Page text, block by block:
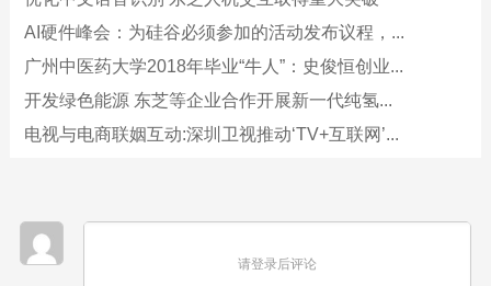
AI硬件峰会：为硅谷必须参加的活动发布议程，...
广州中医药大学2018年毕业“牛人”：史俊恒创业...
开发绿色能源 东芝等企业合作开展新一代纯氢...
电视与电商联姻互动:深圳卫视推动‘TV+互联网’...
请登录后评论